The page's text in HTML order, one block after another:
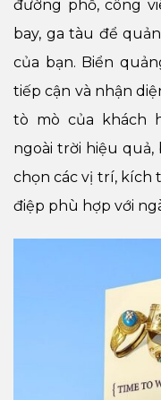
đường phố, công
bay, ga tàu để
của bạn. Biển
tiếp cận và nhận
tò mò của khách
ngoài trời hiệu quả,
chọn các vị trí, kích
điệp phù hợp với